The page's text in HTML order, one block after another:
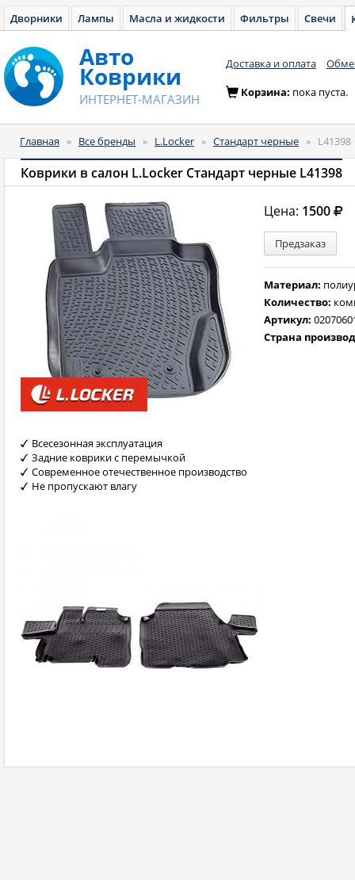
Дворники Лампы Масла и жидкости Фильтры Свечи
Авто
Коврики
ИНТЕРНЕТ-МАГАЗИН
Доставка и оплата
Корзина: пока пуста.
Главная » Все бренды » L.Locker » Стандарт черные » L41398
Коврики в салон L.Locker Стандарт черные L41398
Цена: 1500
Предзаказ
Материал:
Количество:
Артикул:
Страна
Всесезонная эксплуатация
Задние коврики с перемычкой
Современное отечественное производство
Не пропускают влагу